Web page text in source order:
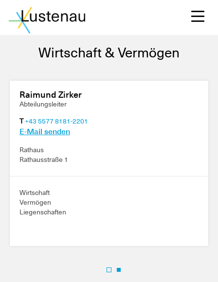
Wirtschaft & Vermögen
Raimund Zirker
Abteilungsleiter
T+43 5577 8181-2201
E-Mail senden
Rathaus
Rathausstraße 1
Wirtschaft
Vermögen
Liegenschaften